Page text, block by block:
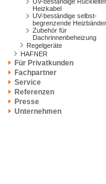
Heizkabel
UV-beständige selbst-
begrenzende Heizbänder
Zubehör für
Dachrinnenbeheizung
Regelgeräte
HAFNER
Für Privatkunden
Fachpartner
Service
Referenzen
Presse
Unternehmen